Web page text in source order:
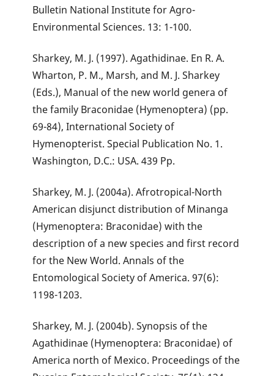
Bulletin National Institute for Agro-
Environmental Sciences. 13: 1-100.
Sharkey, M. J. (1997). Agathidinae. En R. A.
Wharton, P. M., Marsh, and M. J. Sharkey
(Eds.), Manual of the new world genera of
the family Braconidae (Hymenoptera) (pp.
69-84), International Society of
Hymenopterist. Special Publication No. 1.
Washington, D.C.: USA. 439 Pp.
Sharkey, M. J. (2004a). Afrotropical-North
American disjunct distribution of Minanga
(Hymenoptera: Braconidae) with the
description of a new species and first record
for the New World. Annals of the
Entomological Society of America. 97(6):
1198-1203.
Sharkey, M. J. (2004b). Synopsis of the
Agathidinae (Hymenoptera: Braconidae) of
America north of Mexico. Proceedings of the